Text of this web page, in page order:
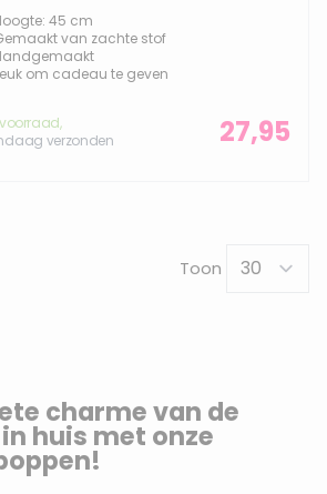
45 cm
van zachte stof
om cadeau te geven
verzonden
27,95
Toon
charme van de
huis met onze